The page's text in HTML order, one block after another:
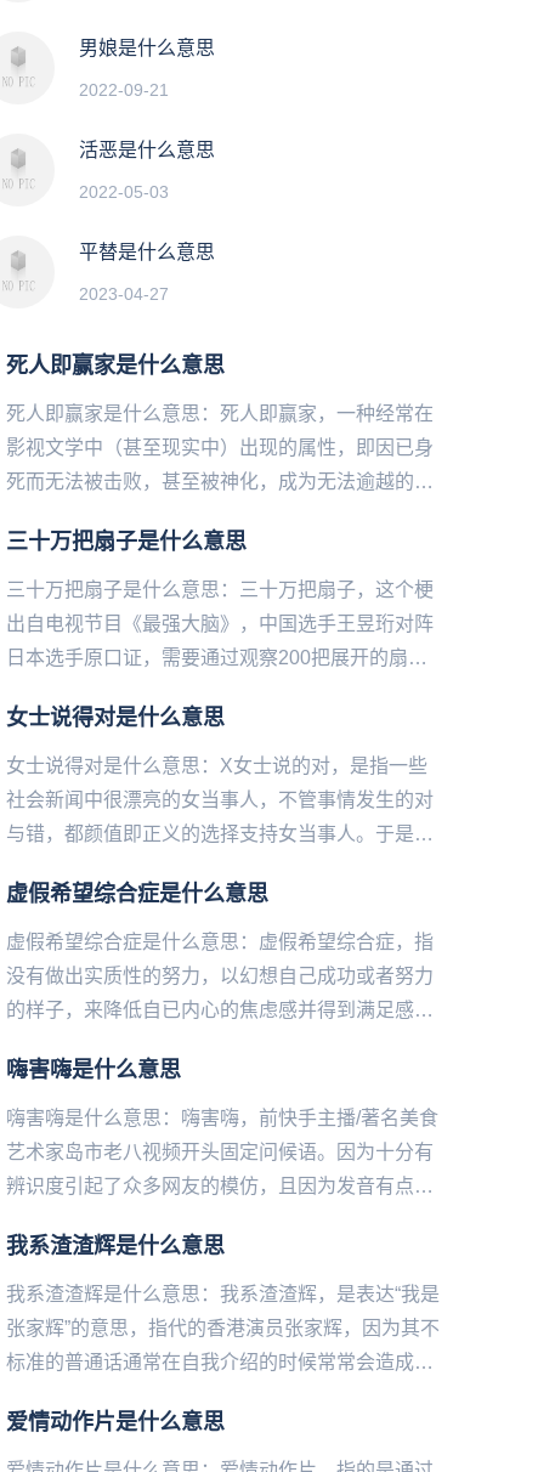
男娘是什么意思
2022-09-21
活恶是什么意思
2022-05-03
平替是什么意思
2023-04-27
死人即赢家是什么意思
死人即赢家是什么意思：死人即赢家，一种经常在
影视文学中（甚至现实中）出现的属性，即因已身
死而无法被击败，甚至被神化，成为无法逾越的存
优点会被活下来的人进行记...
三十万把扇子是什么意思
三十万把扇子是什么意思：三十万把扇子，这个梗
出自电视节目《最强大脑》，中国选手王昱珩对阵
日本选手原口证，需要通过观察200把展开的扇
子。王昱珩在放弃观察的情...
女士说得对是什么意思
女士说得对是什么意思：X女士说的对，是指一些
社会新闻中很漂亮的女当事人，不管事情发生的对
与错，都颜值即正义的选择支持女当事人。于是弹
人。如果有反转，那么一...
虚假希望综合症是什么意思
虚假希望综合症是什么意思：虚假希望综合症，指
没有做出实质性的努力，以幻想自己成功或者努力
的样子，来降低自已内心的焦虑感并得到满足感。
但接下来我们就会感到失落...
嗨害嗨是什么意思
嗨害嗨是什么意思：嗨害嗨，前快手主播/著名‌‌‌‌‌‌美食
艺术家岛市老八视频开头固定问候语。因为十分有
辨识度引起了众多网友的模仿，且因为发音有点难
比谁的发音...
我系渣渣辉是什么意思
我系渣渣辉是什么意思：我系渣渣辉，是表达“我是
张家辉”的意思，指代的香港演员张家辉，因为其不
标准的普通话通常在自我介绍的时候常常会造成这
网友们吐槽为“渣渣灰...
爱情动作片是什么意思